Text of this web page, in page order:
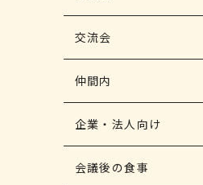
交流会
仲間内
企業・法人向け
会議後の食事